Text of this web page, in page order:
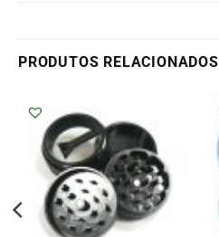
PRODUTOS RELACIONADOS